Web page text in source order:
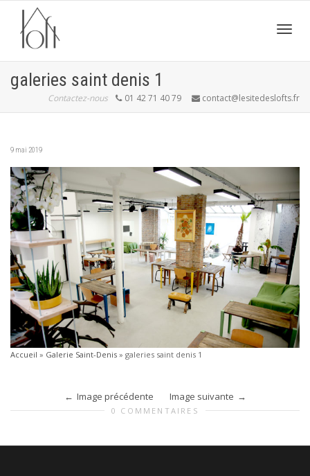
galeries saint denis 1
Contactez-nous 01 42 71 40 79 contact@lesitedeslofts.fr
9 mai 2019
Accueil » Galerie Saint-Denis » galeries saint denis 1
Image précédente Image suivante
0 COMMENTAIRES